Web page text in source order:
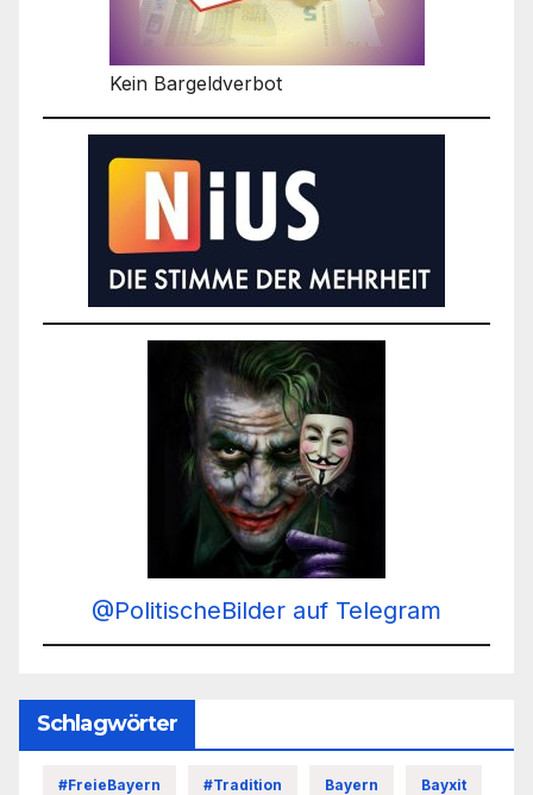
Kein Bargeldverbot
@PolitischeBilder auf Telegram
Schlagwörter
#FreieBayern #Tradition Bayern Bayxit